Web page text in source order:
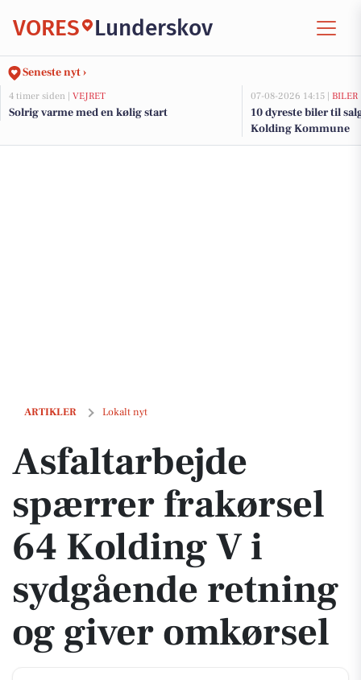
VORES Lunderskov
Seneste nyt ›
4 timer siden | VEJRET
Solrig varme med en kølig start
07-08-2026 14:15 | BILER
10 dyreste biler til
Kolding Kommune
ARTIKLER Lokalt nyt
Asfaltarbejde spærrer frakørsel 64 Kolding V i sydgående retning og
Asfaltarbejde
spærrer frakørsel
64 Kolding V i
sydgående retning
og giver omkørsel